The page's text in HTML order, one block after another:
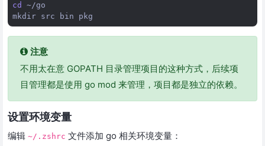
cd
~/go
mkdir src bin
注意
不用太在意 GOPATH 目录管理项目的这种方式，后续项
目管理都是使用 go mod 来管理，项目都是独立的依赖。
设置环境变量
编辑 ~/.zshrc 文件添加 go 相关环境变量：